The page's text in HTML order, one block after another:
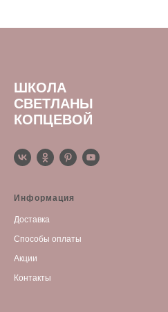
ШКОЛА
СВЕТЛАНЫ
КОПЦЕВОЙ
Информация
Доставка
Способы оплаты
Акции
Контакты